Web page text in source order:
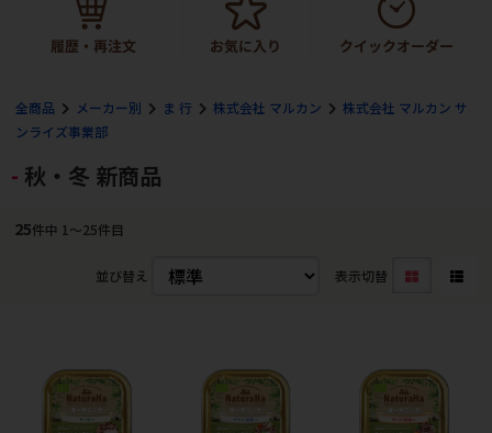
全商品 メーカー別 ま 行 株式会社 マルカン
株式会社 マルカン サ
ンライズ事業部
秋・冬 新商品
25件中 1〜25件目
並び替え 表示切替